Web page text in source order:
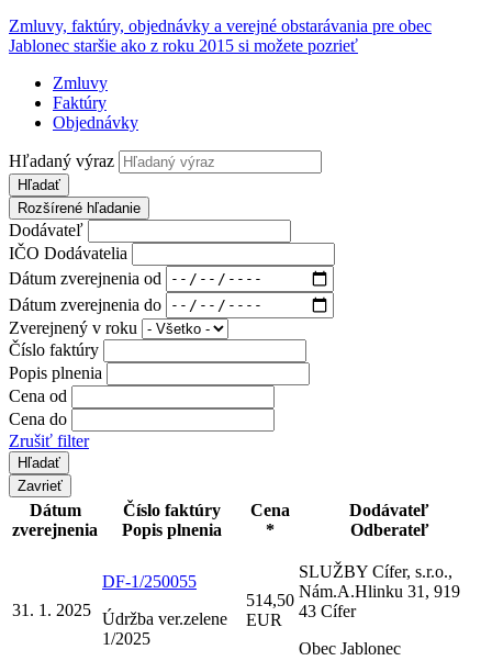
Zmluvy, faktúry, objednávky a verejné obstarávania pre obec
Jablonec staršie ako z roku 2015 si možete pozrieť
Zmluvy
Faktúry
Objednávky
Hľadaný výraz
Hľadať
Rozšírené hľadanie
Dodávateľ
IČO Dodávatelia
Dátum zverejnenia od
Dátum zverejnenia do
Zverejnený v roku
Číslo faktúry
Popis plnenia
Cena od
Cena do
Zrušiť filter
Zavrieť
Dátum
zverejnenia
Číslo faktúry
Popis plnenia
Cena
*
Dodávateľ
Odberateľ
31. 1. 2025
DF-1/250055
Údržba ver.zelene
1/2025
514,50
EUR
SLUŽBY Cífer, s.r.o.,
Nám.A.Hlinku 31, 919
43 Cífer
Obec Jablonec